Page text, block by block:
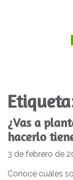
¿Vas a
hacerlo
3 de febrero de
Conoce cuáles